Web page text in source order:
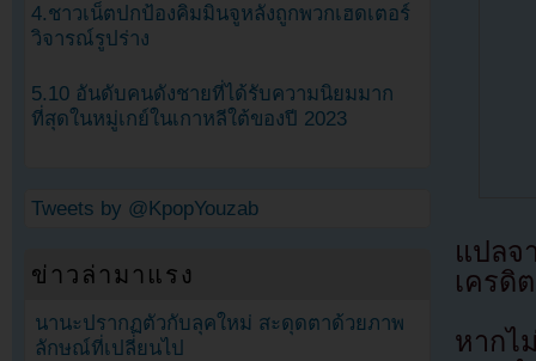
แปล
เครดิ
หากไ
4.ชาวเน็ตปกป้องคิมมินจูหลังถูกพวกเฮดเตอร์
วิจารณ์รูปร่าง
5.10 อันดับคนดังชายที่ได้รับความนิยมมาก
ที่สุดในหมู่เกย์ในเกาหลีใต้ของปี 2023
Tweets by @KpopYouzab
ข่าวล่ามาแรง
นานะปรากฏตัวกับลุคใหม่ สะดุดตาด้วยภาพ
ลักษณ์ที่เปลี่ยนไป